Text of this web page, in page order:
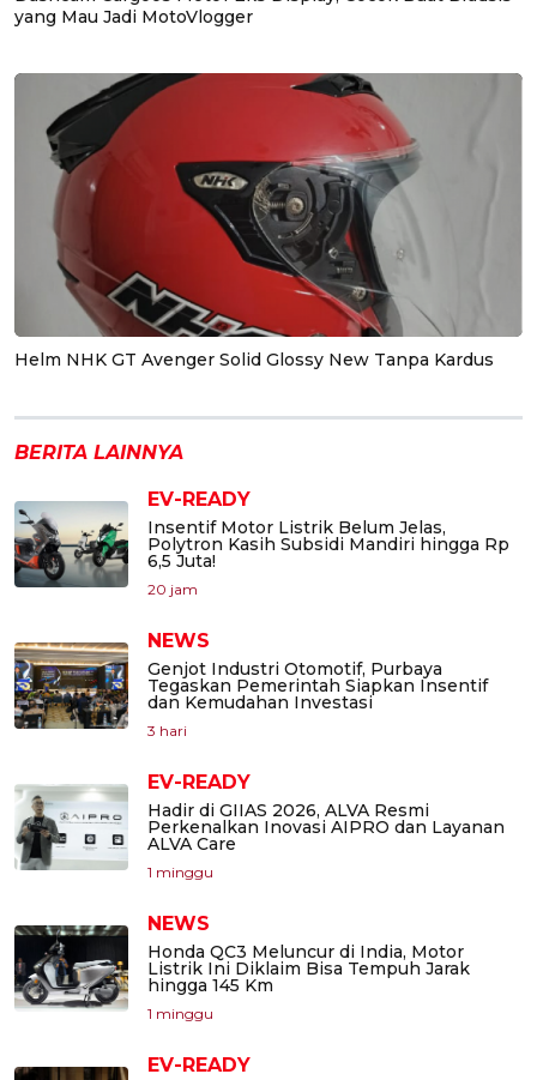
yang Mau Jadi MotoVlogger
Helm NHK GT Avenger Solid Glossy New Tanpa Kardus
BERITA LAINNYA
EV-READY
Insentif Motor Listrik Belum Jelas,
Polytron Kasih Subsidi Mandiri hingga Rp
6,5 Juta!
20 jam
NEWS
Genjot Industri Otomotif, Purbaya
Tegaskan Pemerintah Siapkan Insentif
dan Kemudahan Investasi
3 hari
EV-READY
Hadir di GIIAS 2026, ALVA Resmi
Perkenalkan Inovasi AIPRO dan Layanan
ALVA Care
1 minggu
NEWS
Honda QC3 Meluncur di India, Motor
Listrik Ini Diklaim Bisa Tempuh Jarak
hingga 145 Km
1 minggu
EV-READY